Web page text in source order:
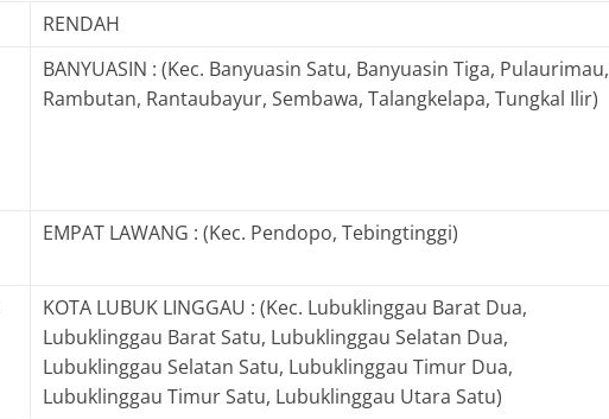
RENDAH
BANYUASIN : (Kec. Banyuasin Satu, Banyuasin Tiga, Pulaurimau,
Rambutan, Rantaubayur, Sembawa, Talangkelapa, Tungkal Ilir)
EMPAT LAWANG : (Kec. Pendopo, Tebingtinggi)
KOTA LUBUK LINGGAU : (Kec. Lubuklinggau Barat Dua,
Lubuklinggau Barat Satu, Lubuklinggau Selatan Dua,
Lubuklinggau Selatan Satu, Lubuklinggau Timur Dua,
Lubuklinggau Timur Satu, Lubuklinggau Utara Satu)